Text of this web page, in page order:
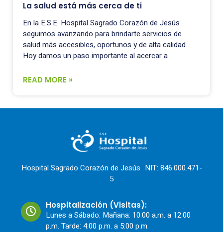
La salud está más cerca de ti
En la E.S.E. Hospital Sagrado Corazón de Jesús
seguimos avanzando para brindarte servicios de
salud más accesibles, oportunos y de alta calidad.
Hoy damos un paso importante al acercar a
READ MORE »
Hospital Sagrado Corazón de Jesús NIT: 846.000.471-
5
Hospitalización (Visitas):
Lunes a Sábado: Mañana: 10:00 a.m. a 12:00
p.m. Tarde: 4:00 p.m. a 5:00 p.m.